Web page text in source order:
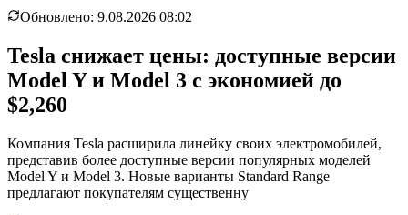
Обновлено: 9.08.2026 08:02
Tesla снижает цены: доступные версии
Model Y и Model 3 с экономией до
$2,260
Компания Tesla расширила линейку своих электромобилей,
представив более доступные версии популярных моделей
Model Y и Model 3. Новые варианты Standard Range
предлагают покупателям существенну